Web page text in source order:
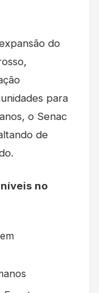
do
para
o Senac
de
no